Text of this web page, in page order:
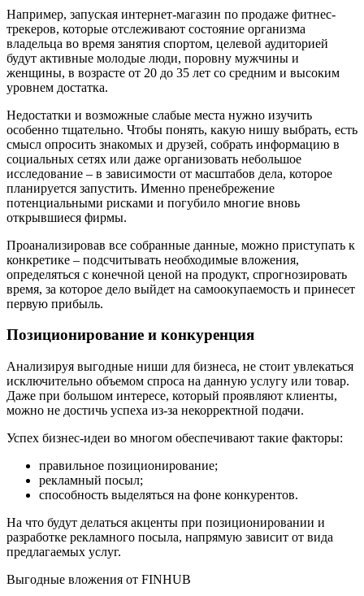
Например, запуская интернет-магазин по продаже фитнес-
трекеров, которые отслеживают состояние организма
владельца во время занятия спортом, целевой аудиторией
будут активные молодые люди, поровну мужчины и
женщины, в возрасте от 20 до 35 лет со средним и высоким
уровнем достатка.
Недостатки и возможные слабые места нужно изучить
особенно тщательно. Чтобы понять, какую нишу выбрать, есть
смысл опросить знакомых и друзей, собрать информацию в
социальных сетях или даже организовать небольшое
исследование – в зависимости от масштабов дела, которое
планируется запустить. Именно пренебрежение
потенциальными рисками и погубило многие вновь
открывшиеся фирмы.
Проанализировав все собранные данные, можно приступать к
конкретике – подсчитывать необходимые вложения,
определяться с конечной ценой на продукт, спрогнозировать
время, за которое дело выйдет на самоокупаемость и принесет
первую прибыль.
Позиционирование и конкуренция
Анализируя выгодные ниши для бизнеса, не стоит увлекаться
исключительно объемом спроса на данную услугу или товар.
Даже при большом интересе, который проявляют клиенты,
можно не достичь успеха из-за некорректной подачи.
Успех бизнес-идеи во многом обеспечивают такие факторы:
правильное позиционирование;
рекламный посыл;
способность выделяться на фоне конкурентов.
На что будут делаться акценты при позиционировании и
разработке рекламного посыла, напрямую зависит от вида
предлагаемых услуг.
Выгодные вложения от FINHUB